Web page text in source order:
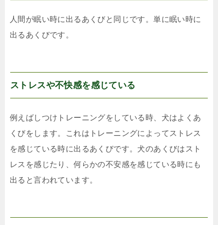
人間が眠い時に出るあくびと同じです。単に眠い時に
出るあくびです。
ストレスや不快感を感じている
例えばしつけトレーニングをしている時、犬はよくあ
くびをします。これはトレーニングによってストレス
を感じている時に出るあくびです。犬のあくびはスト
レスを感じたり、何らかの不安感を感じている時にも
出ると言われています。